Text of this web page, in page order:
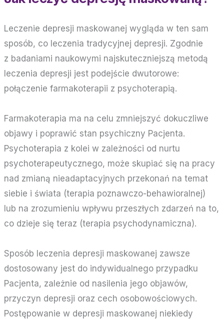
Leczenie depresji maskowanej wygląda w ten sam
sposób, co leczenia tradycyjnej depresji. Zgodnie
z badaniami naukowymi najskuteczniejszą metodą
leczenia depresji jest podejście dwutorowe:
połączenie farmakoterapii z psychoterapią.
Farmakoterapia ma na celu zmniejszyć dokuczliwe
objawy i poprawić stan psychiczny Pacjenta.
Psychoterapia z kolei w zależności od nurtu
psychoterapeutycznego, może skupiać się na pracy
nad zmianą nieadaptacyjnych przekonań na temat
siebie i świata (terapia poznawczo-behawioralnej)
lub na zrozumieniu wpływu przeszłych zdarzeń na to,
co dzieje się teraz (terapia psychodynamiczna).
Sposób leczenia depresji maskowanej zawsze
dostosowany jest do indywidualnego przypadku
Pacjenta, zależnie od nasilenia jego objawów,
przyczyn depresji oraz cech osobowościowych.
Postępowanie w depresji maskowanej niekiedy